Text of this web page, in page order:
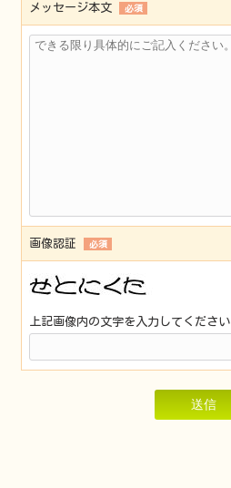
メッセージ本文 必須
画像認証 必須
上記画像内の文字を入力してください